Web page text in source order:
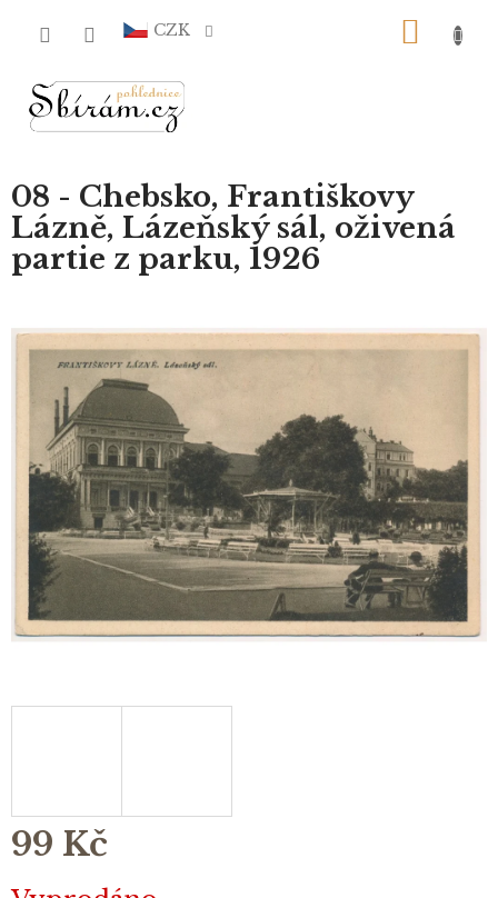
CZK
08 - Chebsko, Františkovy
Lázně, Lázeňský sál, oživená
partie z parku, 1926
99 Kč